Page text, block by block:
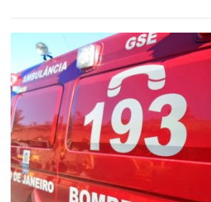
2024
Desenvolvido
Hesea
Tecnologia
Sistemas